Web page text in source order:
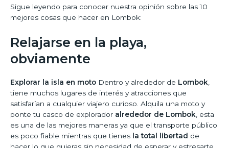
Sigue leyendo para conocer nuestra opinión sobre las 10
mejores cosas que hacer en Lombok:
Relajarse en la playa,
obviamente
Explorar la isla en moto Dentro y alrededor de Lombok,
tiene muchos lugares de interés y atracciones que
satisfarían a cualquier viajero curioso. Alquila una moto y
ponte tu casco de explorador alrededor de Lombok, esta
es una de las mejores maneras ya que el transporte público
es poco fiable mientras que tienes la total libertad de